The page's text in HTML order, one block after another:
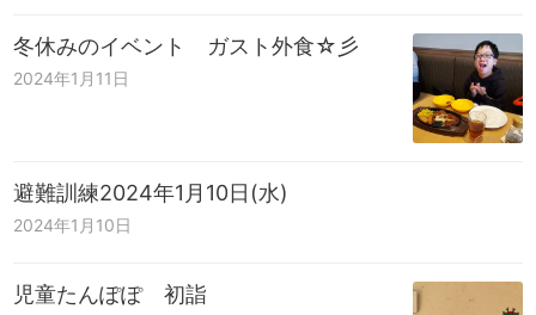
冬休みのイベント ガスト外食☆彡
2024年1月11日
避難訓練2024年1月10日(水)
2024年1月10日
児童たんぽぽ 初詣